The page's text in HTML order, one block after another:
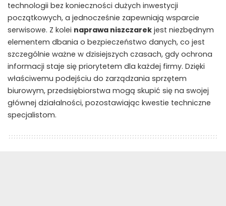
technologii bez konieczności dużych inwestycji
początkowych, a jednocześnie zapewniają wsparcie
serwisowe. Z kolei naprawa niszczarek jest niezbędnym
elementem dbania o bezpieczeństwo danych, co jest
szczególnie ważne w dzisiejszych czasach, gdy ochrona
informacji staje się priorytetem dla każdej firmy. Dzięki
właściwemu podejściu do zarządzania sprzętem
biurowym, przedsiębiorstwa mogą skupić się na swojej
głównej działalności, pozostawiając kwestie techniczne
specjalistom.